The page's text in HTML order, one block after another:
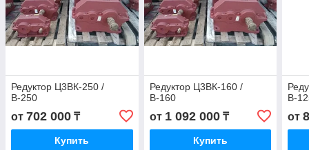
Редуктор Ц3ВК-250 /
В-250
от 702 000 ₸
Купить
Редуктор Ц3ВК-160 /
В-160
от 1 092 000₸
Купить
В-
от